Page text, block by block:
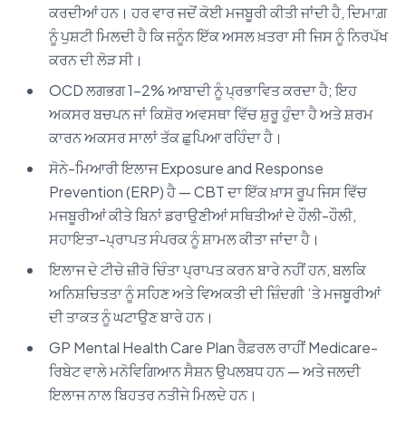
ਕਰਦੀਆਂ ਹਨ। ਹਰ ਵਾਰ ਜਦੋਂ ਕੋਈ ਮਜਬੂਰੀ ਕੀਤੀ ਜਾਂਦੀ ਹੈ, ਦਿਮਾਗ਼
ਨੂੰ ਪੁਸ਼ਟੀ ਮਿਲਦੀ ਹੈ ਕਿ ਜਨੂੰਨ ਇੱਕ ਅਸਲ ਖ਼ਤਰਾ ਸੀ ਜਿਸ ਨੂੰ ਨਿਰਪੱਖ
ਕਰਨ ਦੀ ਲੋੜ ਸੀ।
OCD ਲਗਭਗ 1–2% ਆਬਾਦੀ ਨੂੰ ਪ੍ਰਭਾਵਿਤ ਕਰਦਾ ਹੈ; ਇਹ
ਅਕਸਰ ਬਚਪਨ ਜਾਂ ਕਿਸ਼ੋਰ ਅਵਸਥਾ ਵਿੱਚ ਸ਼ੁਰੂ ਹੁੰਦਾ ਹੈ ਅਤੇ ਸ਼ਰਮ
ਕਾਰਨ ਅਕਸਰ ਸਾਲਾਂ ਤੱਕ ਛੁਪਿਆ ਰਹਿੰਦਾ ਹੈ।
ਸੋਨੇ-ਮਿਆਰੀ ਇਲਾਜ Exposure and Response
Prevention (ERP) ਹੈ — CBT ਦਾ ਇੱਕ ਖ਼ਾਸ ਰੂਪ ਜਿਸ ਵਿੱਚ
ਮਜਬੂਰੀਆਂ ਕੀਤੇ ਬਿਨਾਂ ਡਰਾਉਣੀਆਂ ਸਥਿਤੀਆਂ ਦੇ ਹੌਲੀ-ਹੌਲੀ,
ਸਹਾਇਤਾ-ਪ੍ਰਾਪਤ ਸੰਪਰਕ ਨੂੰ ਸ਼ਾਮਲ ਕੀਤਾ ਜਾਂਦਾ ਹੈ।
ਇਲਾਜ ਦੇ ਟੀਚੇ ਜ਼ੀਰੋ ਚਿੰਤਾ ਪ੍ਰਾਪਤ ਕਰਨ ਬਾਰੇ ਨਹੀਂ ਹਨ, ਬਲਕਿ
ਅਨਿਸ਼ਚਿਤਤਾ ਨੂੰ ਸਹਿਣ ਅਤੇ ਵਿਅਕਤੀ ਦੀ ਜ਼ਿੰਦਗੀ ‘ਤੇ ਮਜਬੂਰੀਆਂ
ਦੀ ਤਾਕਤ ਨੂੰ ਘਟਾਉਣ ਬਾਰੇ ਹਨ।
GP Mental Health Care Plan ਰੈਫ਼ਰਲ ਰਾਹੀਂ Medicare-
ਰਿਬੇਟ ਵਾਲੇ ਮਨੋਵਿਗਿਆਨ ਸੈਸ਼ਨ ਉਪਲਬਧ ਹਨ — ਅਤੇ ਜਲਦੀ
ਇਲਾਜ ਨਾਲ ਬਿਹਤਰ ਨਤੀਜੇ ਮਿਲਦੇ ਹਨ।